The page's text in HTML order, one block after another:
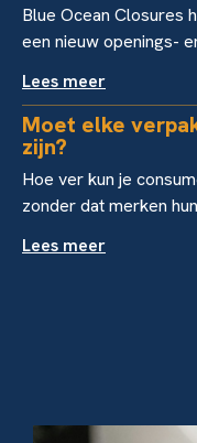
Blue Ocean Closures
een nieuw openings-
Lees meer
Moet elke
zijn?
Hoe ver kun je
zonder dat merken
Lees meer